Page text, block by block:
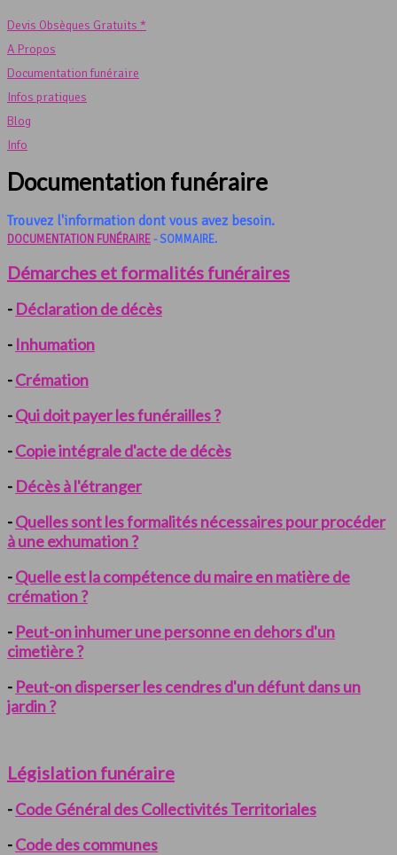
Devis Obsèques Gratuits *
A Propos
Documentation funéraire
Infos pratiques
Blog
Info
Documentation funéraire
Trouvez l'information dont vous avez besoin.
DOCUMENTATION FUNÉRAIRE- SOMMAIRE.
Démarches et formalités funéraires
- Déclaration de décès
- Inhumation
-Crémation
-Qui doit payer les funérailles ?
-Copie intégrale d'acte de décès
- Décès à l'étranger
-Quelles sont les formalités nécessaires pour procéder
à une exhumation ?
-Quelle est la compétence du maire en matière de
crémation ?
- Peut-on inhumer une personne en dehors d'un
cimetière ?
- Peut-on disperser les cendres d'un défunt dans un
jardin ?
Législation funéraire
-Code Général des Collectivités Territoriales
-Code des communes